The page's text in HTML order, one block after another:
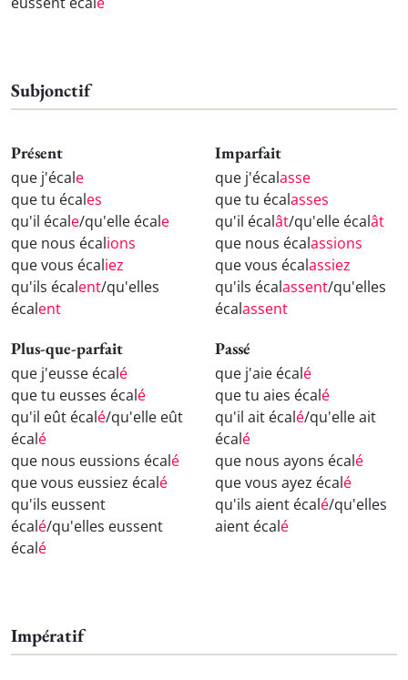
Subjonctif
Présent
que j'écale
que tu écales
qu'il écale/qu'elle écale
que nous écalions
que vous écaliez
qu'ils écalent/qu'elles
écalent
Imparfait
que j'écalasse
que tu écalasses
qu'il écalât/qu'elle écalât
que nous écalassions
que vous écalassiez
qu'ils écalassent/qu'elles
écalassent
Plus-que-parfait
que j'eusse écalé
que tu eusses écalé
qu'il eût écalé/qu'elle eût
écalé
que nous eussions écalé
que vous eussiez écalé
qu'ils eussent
écalé/qu'elles eussent
écalé
Passé
que j'aie écalé
que tu aies écalé
qu'il ait écalé/qu'elle ait
écalé
que nous ayons écalé
que vous ayez écalé
qu'ils aient écalé/qu'elles
aient écalé
Impératif